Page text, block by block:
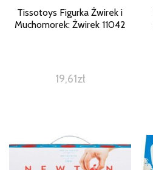
Tissotoys Figurka Żwirek i
Muchomorek: Żwirek 11042
19,61zł